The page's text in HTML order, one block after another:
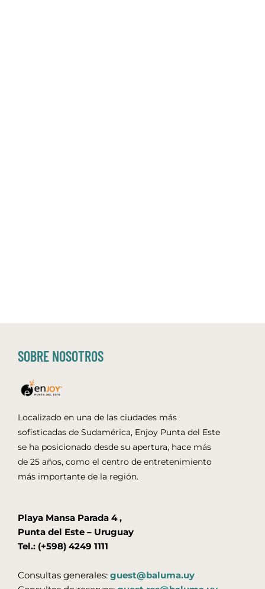
SOBRE NOSOTROS
Localizado en una de las ciudades más
sofisticadas de Sudamérica, Enjoy Punta del Este
se ha posicionado desde su apertura, hace más
de 25 años, como el centro de entretenimiento
más importante de la región.
Playa Mansa Parada 4 ,
Punta del Este – Uruguay
Tel.: (+598) 4249 1111
Consultas generales: guest@baluma.uy